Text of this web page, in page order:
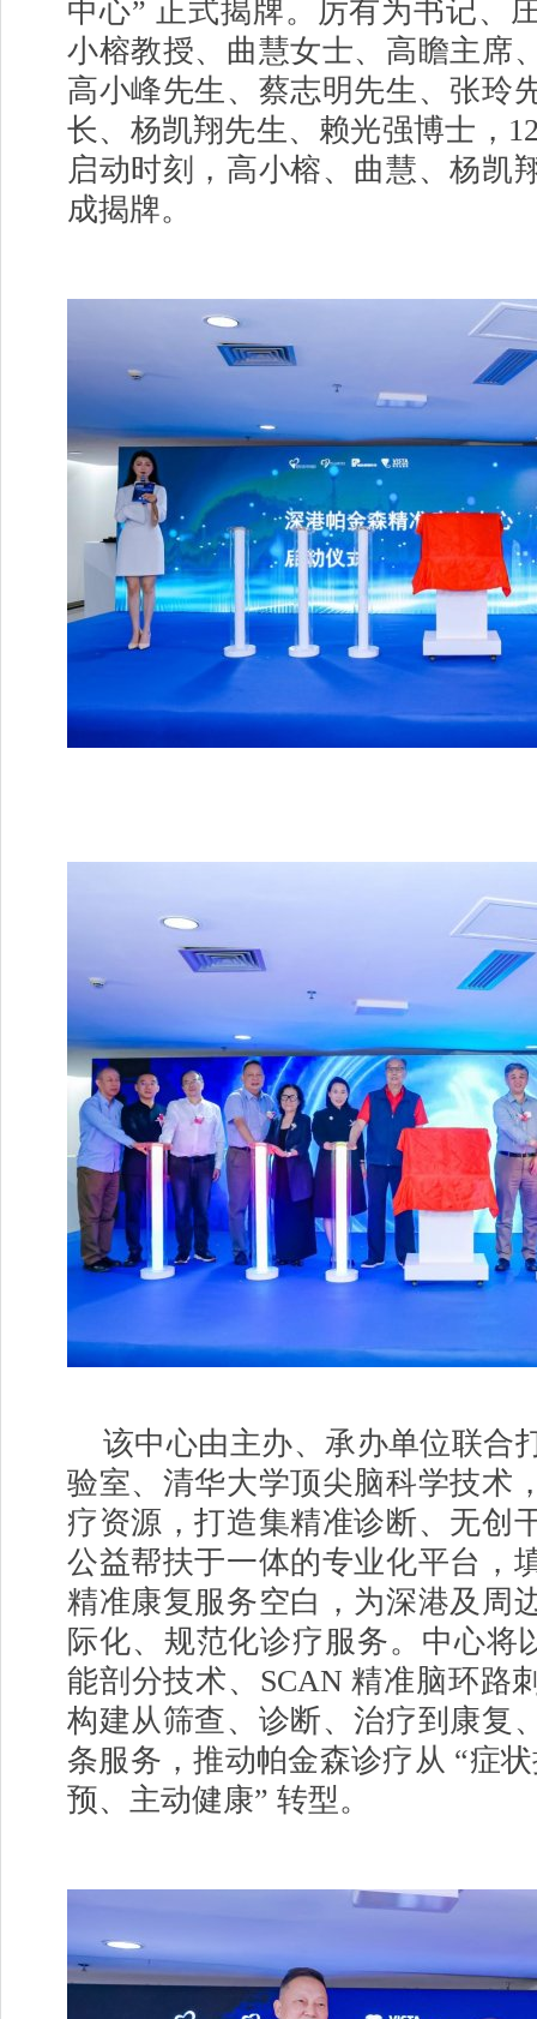
中心” 正式揭牌。厉有为书记、
小榕教授、曲慧女士、高瞻主席
高小峰先生、蔡志明先生、张玲
长、杨凯翔先生、赖光强博士，
启动时刻，高小榕、曲慧、杨凯
成揭牌。
该中心由主办、承办单位联合
验室、清华大学顶尖脑科学技术
疗资源，打造集精准诊断、无创
公益帮扶于一体的专业化平台，
精准康复服务空白，为深港及周
际化、规范化诊疗服务。中心将
能剖分技术、SCAN 精准脑环路
构建从筛查、诊断、治疗到康复
条服务，推动帕金森诊疗从 “症
预、主动健康” 转型。